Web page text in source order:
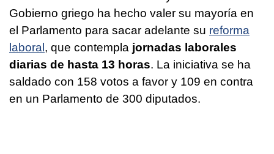
Gobierno griego ha hecho valer su mayoría en
el Parlamento para sacar adelante su reforma
laboral, que contempla jornadas laborales
diarias de hasta 13 horas. La iniciativa se ha
saldado con 158 votos a favor y 109 en contra
en un Parlamento de 300 diputados.